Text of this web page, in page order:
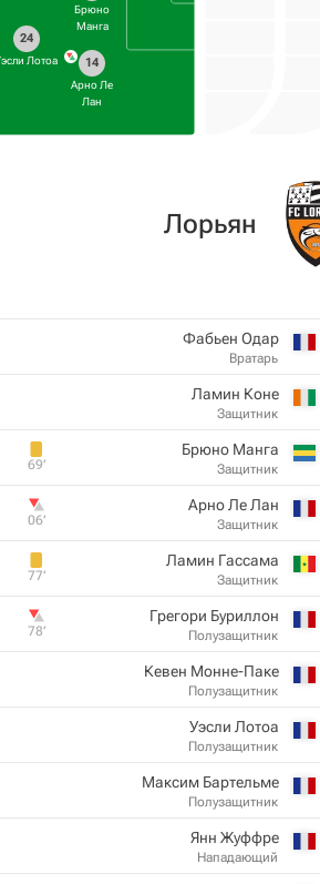
Брюно
Манга
14
Арно Ле
Лан
24
Лотоа
Лорьян
Фабьен Одар
Вратарь
Ламин Коне
Защитник
Брюно Манга
Защитник
69‎’‎
Арно Ле Лан
Защитник
06‎’‎
Ламин Гассама
Защитник
77‎’‎
Грегори Буриллон
Полузащитник
78‎’‎
Кевен Монне-Паке
Полузащитник
Уэсли Лотоа
Полузащитник
Максим Бартельме
Полузащитник
Янн Жуффре
Нападающий